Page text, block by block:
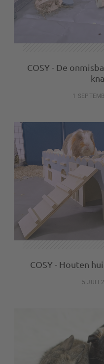
COSY - De
1
COSY - Houten
5 JULI